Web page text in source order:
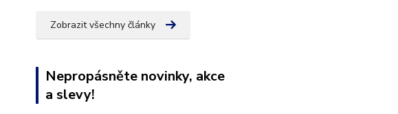
Zobrazit všechny články
Nepropásněte novinky, akce
a slevy!